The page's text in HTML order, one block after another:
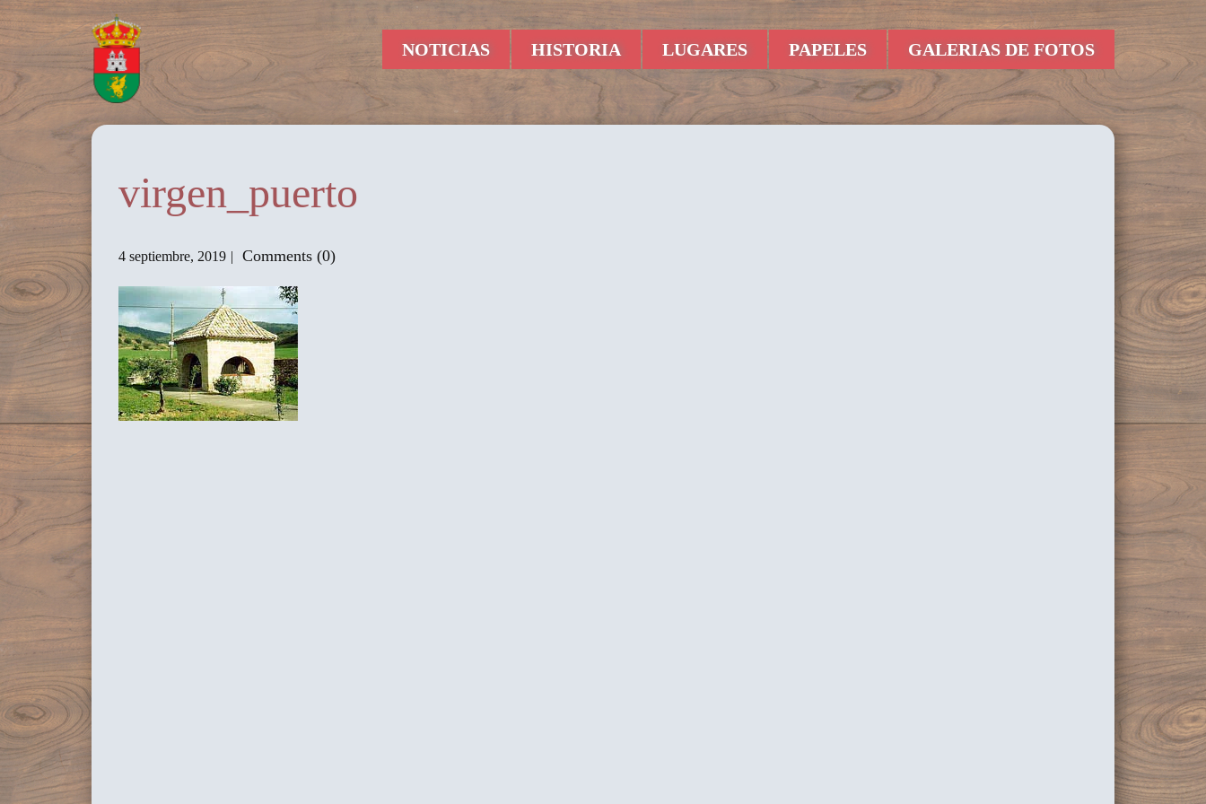
NOTICIAS HISTORIA LUGARES PAPELES GALERIAS DE FOTOS
virgen_puerto
4 septiembre, 2019 Comments (0)